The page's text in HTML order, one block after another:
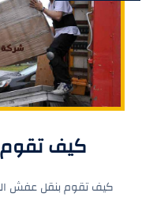
كيف
كيف تقوم بنقل عفش